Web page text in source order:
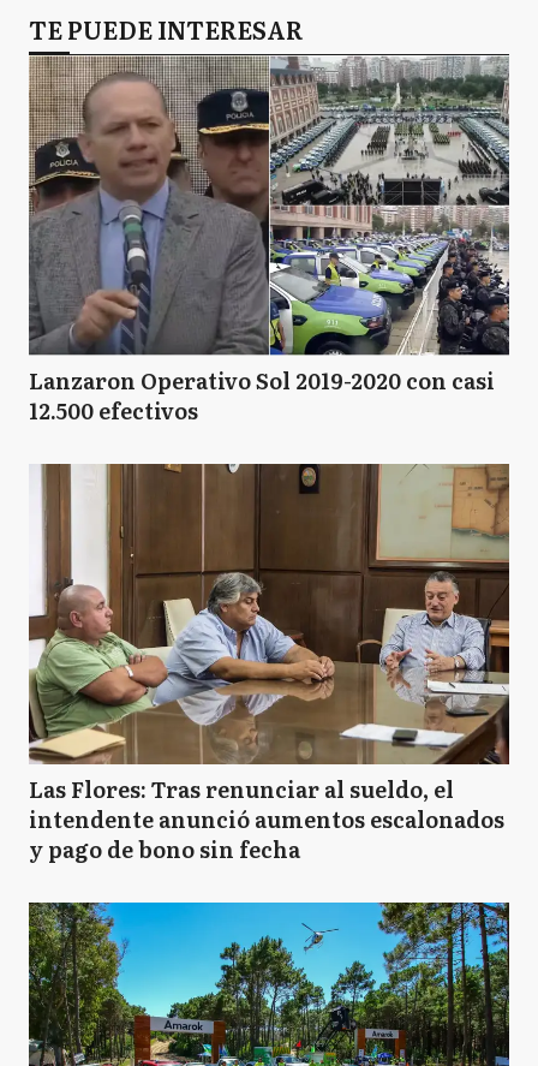
TE PUEDE INTERESAR
Lanzaron Operativo Sol 2019-2020 con casi
12.500 efectivos
Las Flores: Tras renunciar al sueldo, el
intendente anunció aumentos escalonados
y pago de bono sin fecha